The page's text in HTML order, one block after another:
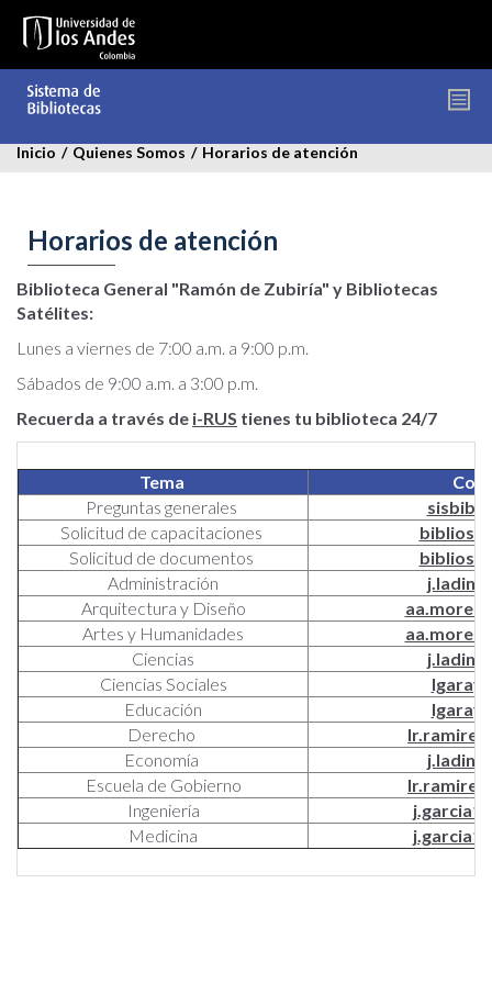
contenido
Inicio / Quienes Somos / Horarios de atención
Horarios de atención
Biblioteca General "Ramón de Zubiría" y Bibliotecas
Satélites:
Lunes a viernes de 7:00 a.m. a 9:00 p.m.
Sábados de 9:00 a.m. a 3:00 p.m.
Recuerda a través de i-RUS tienes tu biblioteca 24/7
Tema
Preguntas generales
Solicitud de capacitaciones
Solicitud de documentos
Administración
Arquitectura y Diseño
Artes y Humanidades
Ciencias
Ciencias Sociales
Educación
Derecho
Economía
Escuela de Gobierno
Ingeniería
Medicina